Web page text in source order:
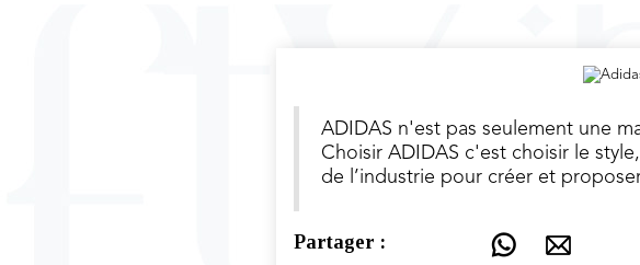
ADIDAS n'est pas seulement une
Choisir ADIDAS c'est choisir le
de l’industrie pour créer et
Partager :